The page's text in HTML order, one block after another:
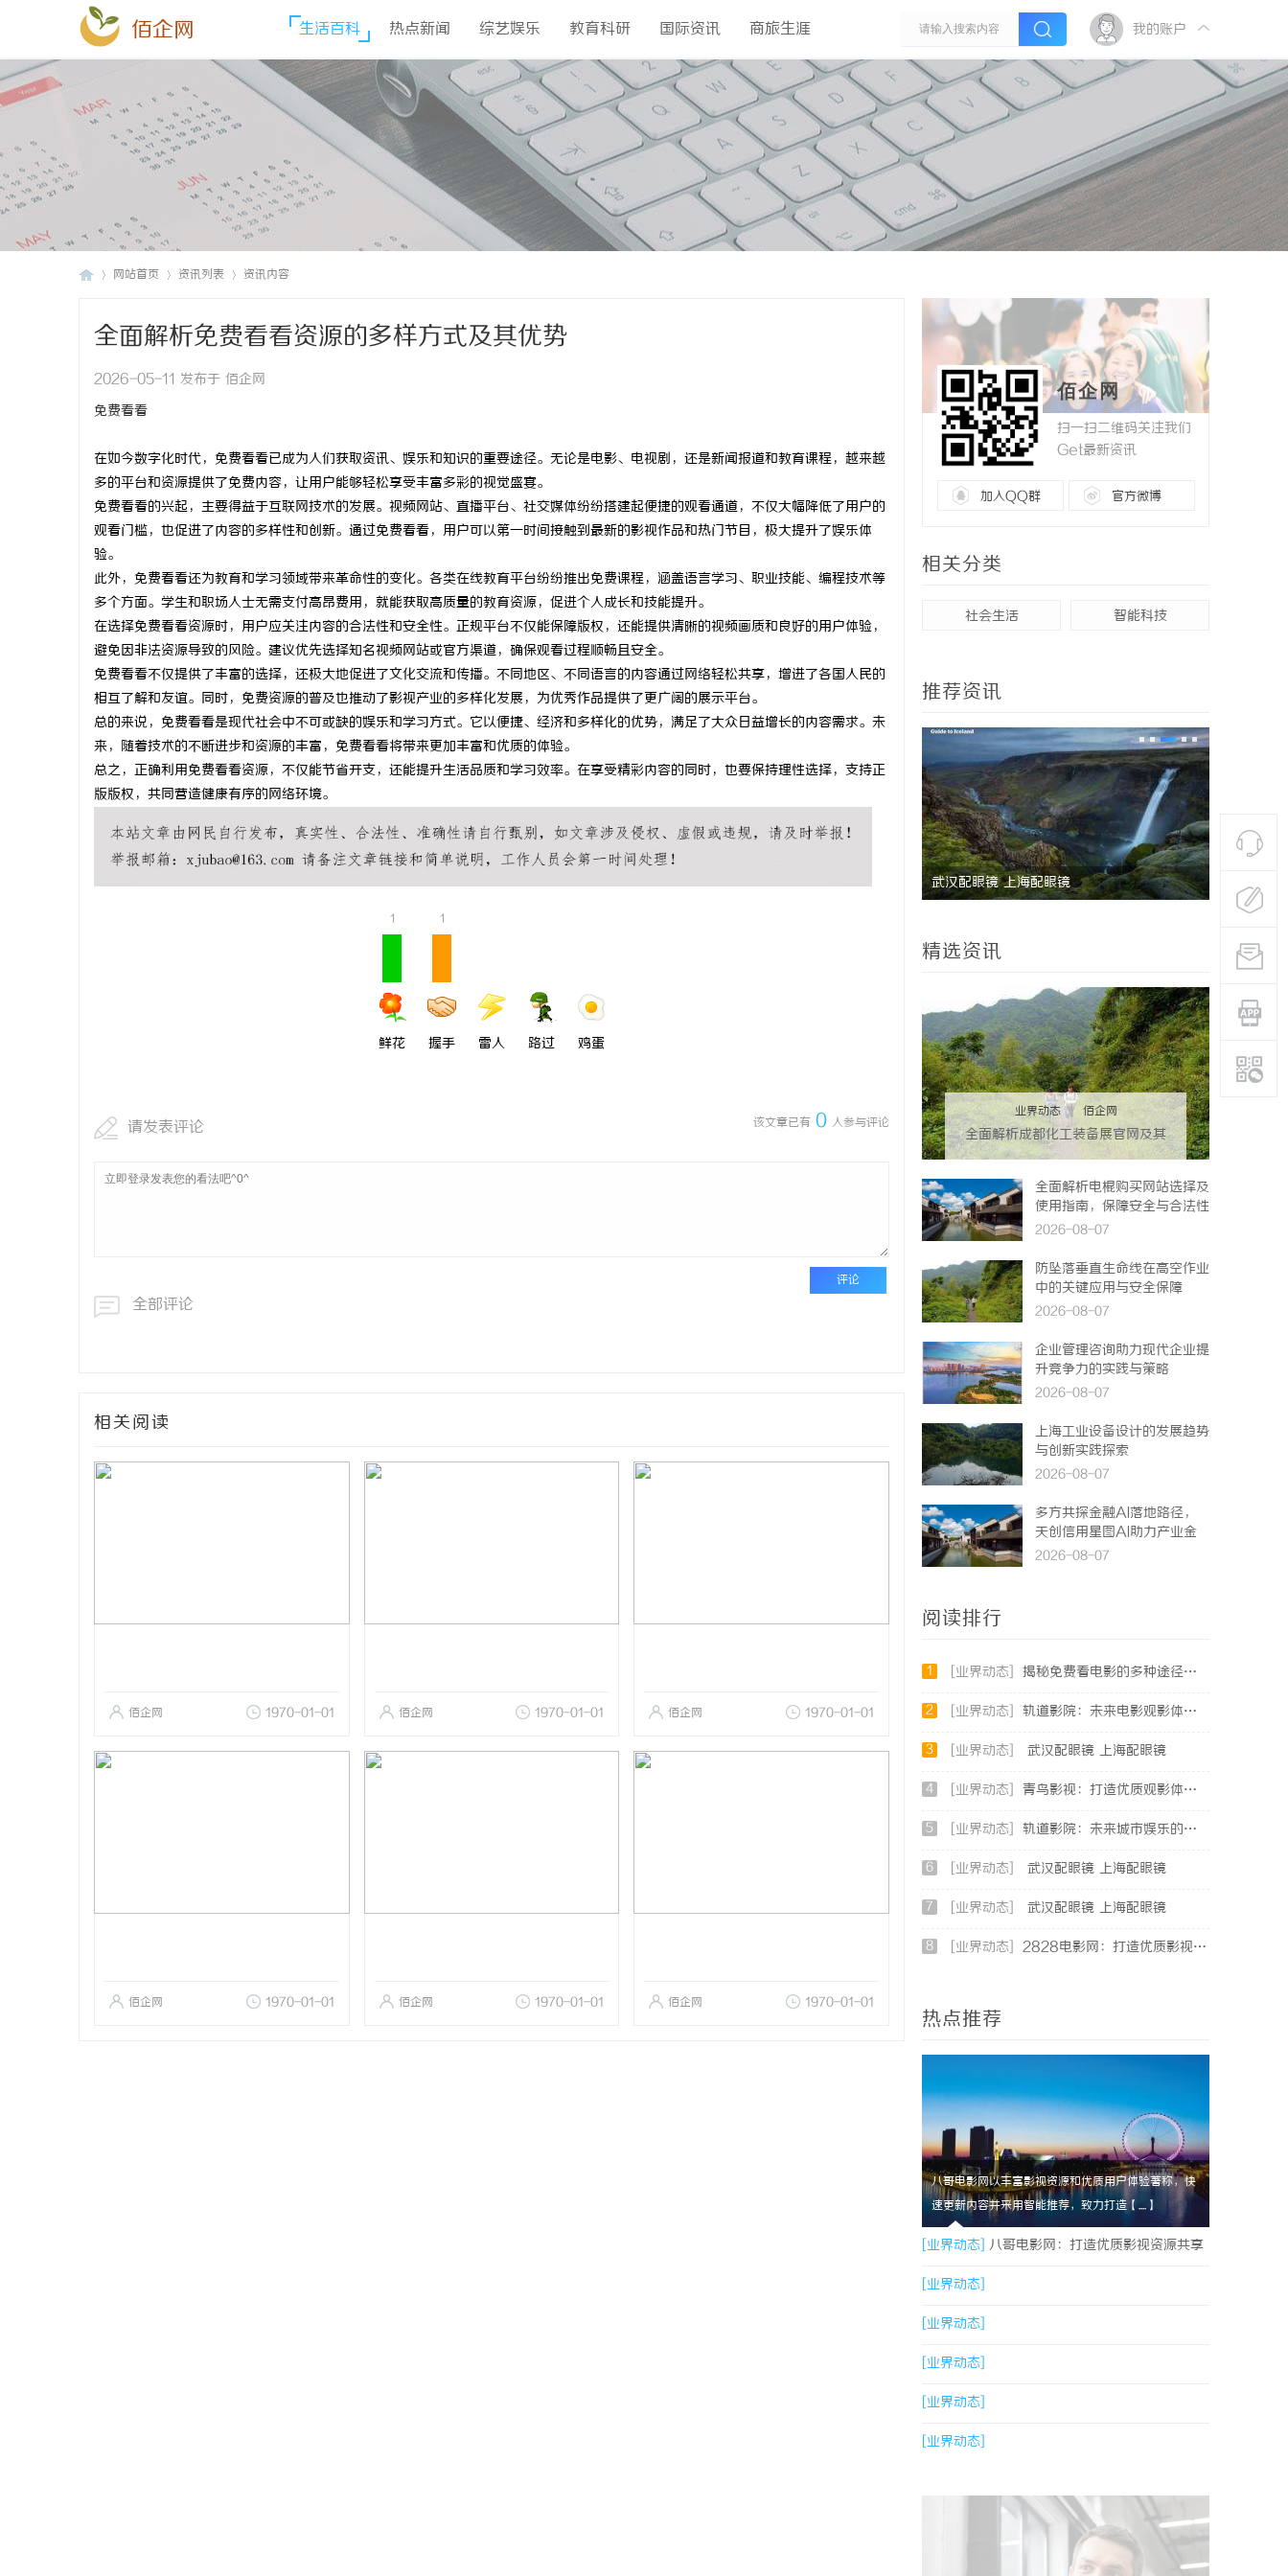
佰企网 生活百科 热点新闻 综艺娱乐 教育科研 国际资讯 商旅生涯 我的账户
网站首页 资讯列表 资讯内容
全面解析免费看看资源的多样方式及其优势
2026-05-11 发布于 佰企网
免费看看
在如今数字化时代，免费看看已成为人们获取资讯、娱乐和知识的重要途径。无论是电影、电视剧，还是新闻报道和教育课程，越来越
多的平台和资源提供了免费内容，让用户能够轻松享受丰富多彩的视觉盛宴。
免费看看的兴起，主要得益于互联网技术的发展。视频网站、直播平台、社交媒体纷纷搭建起便捷的观看通道，不仅大幅降低了用户的
观看门槛，也促进了内容的多样性和创新。通过免费看看，用户可以第一时间接触到最新的影视作品和热门节目，极大提升了娱乐体
验。
此外，免费看看还为教育和学习领域带来革命性的变化。各类在线教育平台纷纷推出免费课程，涵盖语言学习、职业技能、编程技术等
多个方面。学生和职场人士无需支付高昂费用，就能获取高质量的教育资源，促进个人成长和技能提升。
在选择免费看看资源时，用户应关注内容的合法性和安全性。正规平台不仅能保障版权，还能提供清晰的视频画质和良好的用户体验，
避免因非法资源导致的风险。建议优先选择知名视频网站或官方渠道，确保观看过程顺畅且安全。
免费看看不仅提供了丰富的选择，还极大地促进了文化交流和传播。不同地区、不同语言的内容通过网络轻松共享，增进了各国人民的
相互了解和友谊。同时，免费资源的普及也推动了影视产业的多样化发展，为优秀作品提供了更广阔的展示平台。
总的来说，免费看看是现代社会中不可或缺的娱乐和学习方式。它以便捷、经济和多样化的优势，满足了大众日益增长的内容需求。未
来，随着技术的不断进步和资源的丰富，免费看看将带来更加丰富和优质的体验。
总之，正确利用免费看看资源，不仅能节省开支，还能提升生活品质和学习效率。在享受精彩内容的同时，也要保持理性选择，支持正
版版权，共同营造健康有序的网络环境。
1
鲜花
1
握手 雷人 路过 鸡蛋
该文章已有 0 人参与评论
请发表评论
评论
全部评论
相关阅读
佰企网 1970-01-01 佰企网 1970-01-01 佰企网 1970-01-01
佰企网 1970-01-01 佰企网 1970-01-01 佰企网 1970-01-01
佰企网
扫一扫二维码关注我们
Get最新资讯
加入QQ群 官方微博
相关分类
社会生活 智能科技
推荐资讯
770FE20耐磨改性颗粒：提升耐磨性能的革
命性材料
武汉配眼镜 上海配眼镜 武汉配眼镜 上海配眼镜 武汉配眼
精选资讯
业界动态 | 佰企网
全面解析成都化工装备展官网及其
行业影响力
全面解析电棍购买网站选择及
使用指南，保障安全与合法性
2026-08-07
防坠落垂直生命线在高空作业
中的关键应用与安全保障
2026-08-07
企业管理咨询助力现代企业提
升竞争力的实践与策略
2026-08-07
上海工业设备设计的发展趋势
与创新实践探索
2026-08-07
多方共探金融AI落地路径，
天创信用星图AI助力产业金
融智能升级
2026-08-07
阅读排行
1 [业界动态] 揭秘免费看电影的多种途径及注意事项详解
2 [业界动态] 轨道影院：未来电影观影体验的创新之路
3 [业界动态] 武汉配眼镜 上海配眼镜
4 [业界动态] 青鸟影视：打造优质观影体验的行业新标杆
5 [业界动态] 轨道影院：未来城市娱乐的新地标与文化体验空间
6 [业界动态] 武汉配眼镜 上海配眼镜
7 [业界动态] 武汉配眼镜 上海配眼镜
8 [业界动态] 2828电影网：打造优质影视资源聚合平台的全新体验
热点推荐
八哥电影网以丰富影视资源和优质用户体验著称，快
速更新内容并采用智能推荐，致力打造【....】
[业界动态] 八哥电影网：打造优质影视资源共享
平台的创新之路
[业界动态]
[业界动态]
[业界动态]
[业界动态]
[业界动态]